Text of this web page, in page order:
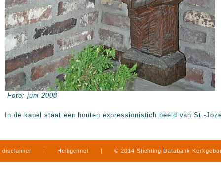
Foto: juni 2008
In de kapel staat een houten expressionistich beeld van St.-
disclaimer | Heiligennet | © 2014 Stichting Databank